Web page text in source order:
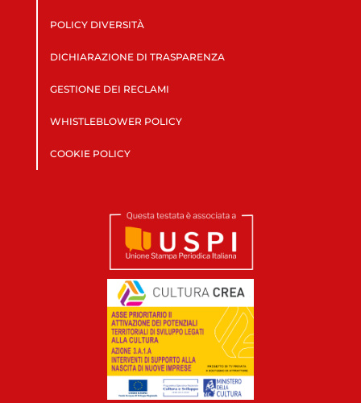
POLICY DIVERSITÀ
DICHIARAZIONE DI TRASPARENZA
GESTIONE DEI RECLAMI
WHISTLEBLOWER POLICY
COOKIE POLICY